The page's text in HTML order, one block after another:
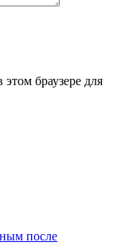
браузере для
после